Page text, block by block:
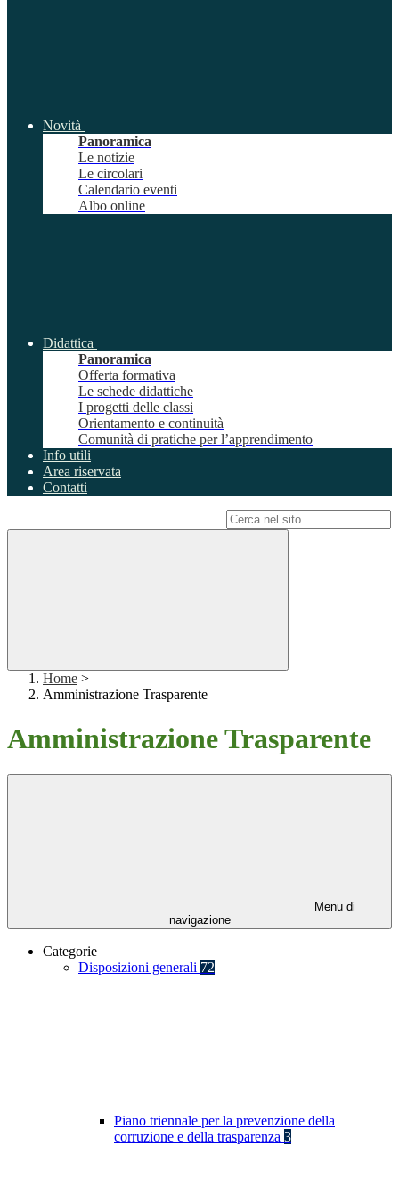
Novità
Panoramica
Le notizie
Le circolari
Calendario eventi
Albo online
Didattica
Panoramica
Offerta formativa
Le schede didattiche
I progetti delle classi
Orientamento e continuità
Comunità di pratiche per l’apprendimento
Info utili
Area riservata
Contatti
Home >
Amministrazione Trasparente
Amministrazione Trasparente
Menu di
navigazione
Categorie
Disposizioni generali 72
Piano triennale per la prevenzione della
corruzione e della trasparenza 3